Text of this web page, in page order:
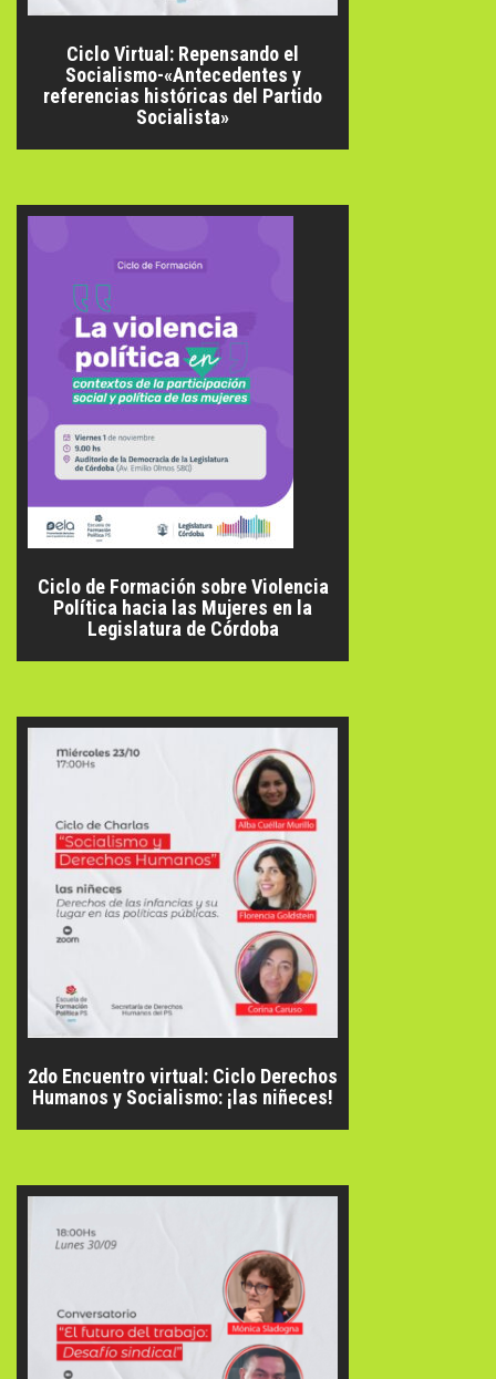
Ciclo Virtual: Repensando el
Socialismo-«Antecedentes y
referencias históricas del Partido
Socialista»
Ciclo de Formación sobre Violencia
Política hacia las Mujeres en la
Legislatura de Córdoba
2do Encuentro virtual: Ciclo Derechos
Humanos y Socialismo: ¡las niñeces!